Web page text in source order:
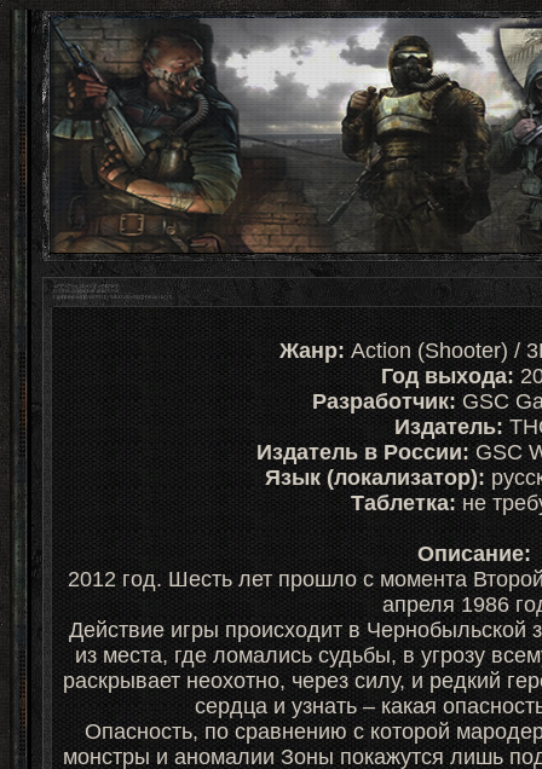
Жанр: Action (Shooter) /
Год выхода:
Разработчик: GSC
Издатель:
Издатель в России:GSC
Язык (локализатор):
Таблетка:не
Описание:
2012 год. Шесть лет прошло с момента
апреля 1986
Действие игры происходит в Чернобыльской
из места, где ломались судьбы, в угрозу
раскрывает неохотно, через силу, и редкий
сердца и узнать – какая
Опасность, по сравнению с которой
монстры и аномалии Зоны покажутся лишь